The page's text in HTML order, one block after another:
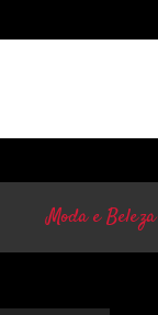
Moda e Beleza